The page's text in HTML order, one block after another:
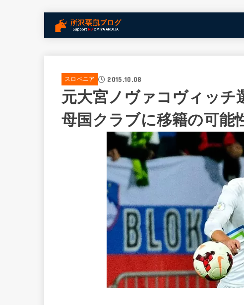
スロベニア 2015.10.08
元大宮ノヴァコヴィッチ
母国クラブに移籍の可能